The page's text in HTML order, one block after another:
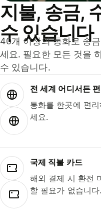
지불, 송금,
수 있습니다
40개 이상의 통화로 송
세요. 필요한 모든 것을
수 있습니다.
전 세계 어디서든
통화를 한곳에 편
세요.
국제 직불 카드
해외 결제 시 환전
할 필요가 없습니다.